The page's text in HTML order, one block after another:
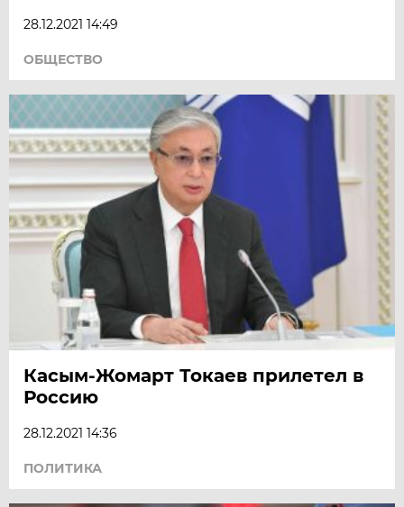
28.12.2021 14:49
ОБЩЕСТВО
Касым-Жомарт Токаев прилетел в
Россию
28.12.2021 14:36
ПОЛИТИКА